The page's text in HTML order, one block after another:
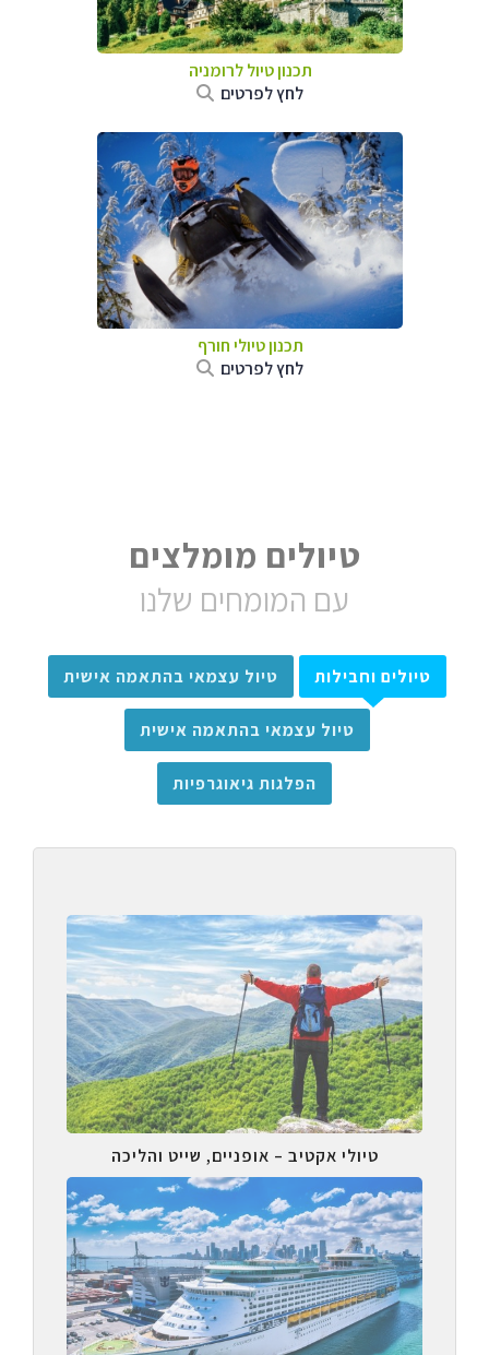
תכנון טיול לרומניה
לחץ לפרטים
תכנון טיולי חורף
לחץ לפרטים
טיולים מומלצים
עם המומחים שלנו
טיולים וחבילות טיול עצמאי בהתאמה אישית
טיול עצמאי בהתאמה אישית
הפלגות גיאוגרפיות
טיולי אקטיב – אופניים, שייט והליכה